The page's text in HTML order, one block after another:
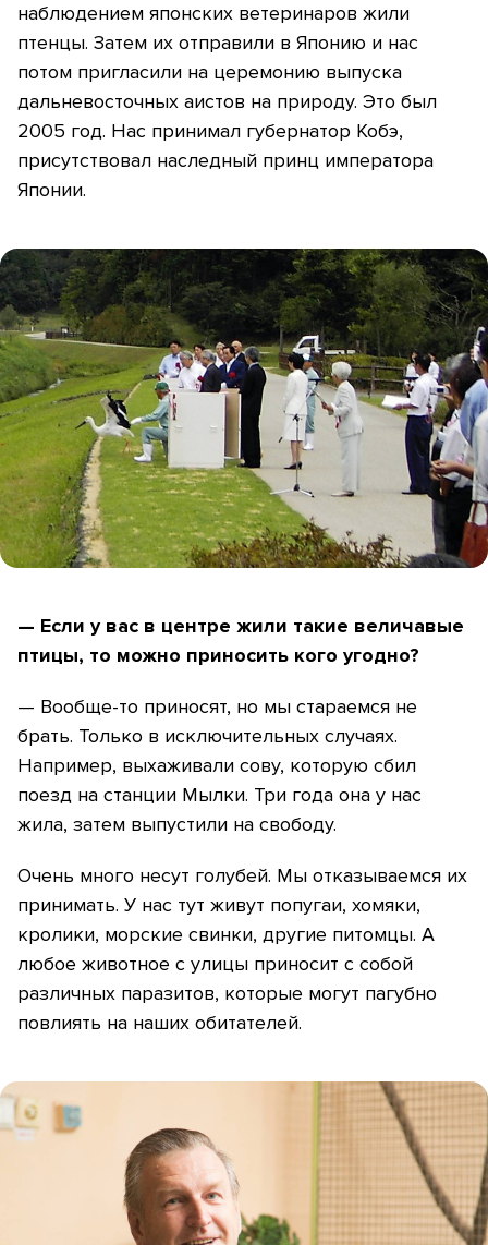
наблюдением японских ветеринаров жили
птенцы. Затем их отправили в Японию и нас
потом пригласили на церемонию выпуска
дальневосточных аистов на природу. Это был
2005 год. Нас принимал губернатор Кобэ,
присутствовал наследный принц императора
Японии.
— Если у вас в центре жили такие величавые
птицы, то можно приносить кого угодно?
— Вообще-то приносят, но мы стараемся не
брать. Только в исключительных случаях.
Например, выхаживали сову, которую сбил
поезд на станции Мылки. Три года она у нас
жила, затем выпустили на свободу.
Очень много несут голубей. Мы отказываемся их
принимать. У нас тут живут попугаи, хомяки,
кролики, морские свинки, другие питомцы. А
любое животное с улицы приносит с собой
различных паразитов, которые могут пагубно
повлиять на наших обитателей.